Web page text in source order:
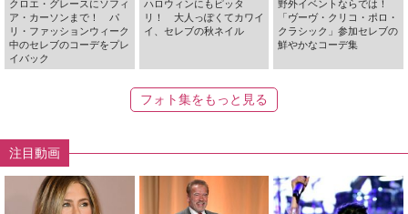
クロエ・グレースにソフィ
ア・カーソンまで！ パ
リ・ファッションウィーク
中のセレブのコーデをプレ
イバック
ハロウィンにもピッタ
リ！ 大人っぽくてカワイ
イ、セレブの秋ネイル
野外イベントならでは！
「ヴーヴ・クリコ・ポロ・
クラシック」参加セレブの
鮮やかなコーデ集
フォト集をもっと見る
注目動画